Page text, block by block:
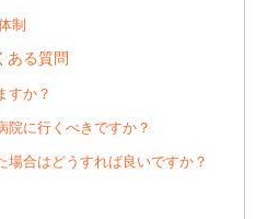
制
ある質問
すか？
院に行くべきですか？
場合はどうすれば良いですか？